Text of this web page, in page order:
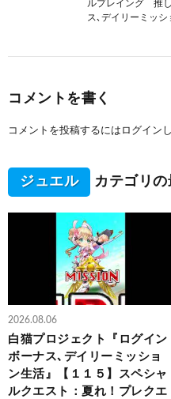
ルプレイング 推
ス､デイリーミッ
コメントを書く
コメントを投稿するには ログイン
ジュエル カテゴリ
2026.08.06
白猫プロジェクト『ログイン
ボーナス､デイリーミッショ
ン生活』【１１５】スペシャ
ルクエスト：夏れ！プレクエ